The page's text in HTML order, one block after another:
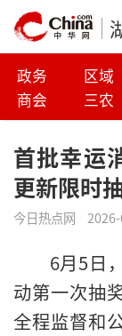
政务 区域
商会
三农
首批幸运
更新限时
今日热点网
6月5日
动第一次抽
全程监督和